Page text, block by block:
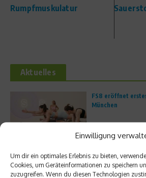
Einwilligung
Um dir ein optimales Erlebnis zu bieten,
Cookies, um Geräteinformationen zu speichern
zuzugreifen. Wenn du diesen Technologien
Rumpfmuskulatur
Aktuelles
FS8 eröffnet
München
Unterwegs im
Park in Martin